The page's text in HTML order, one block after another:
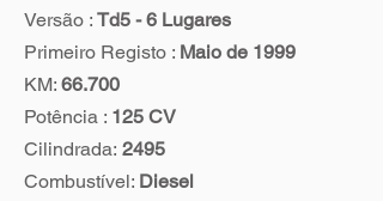
Versão : Td5 - 6 Lugares
Primeiro Registo : Maio de 1999
KM: 66.700
Potência : 125 CV
Cilindrada: 2495
Combustível: Diesel